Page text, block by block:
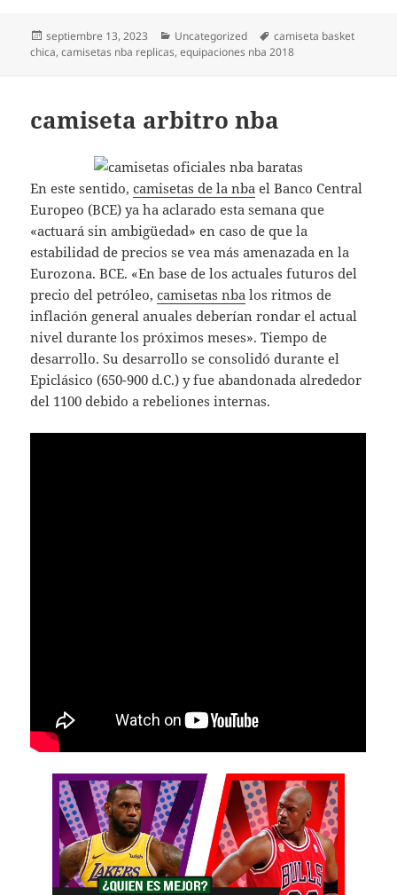
Publicado
el
septiembre 13, 2023 Categorías
Uncategorized Etiquetas
camiseta basket
chica,camisetas nba replicas,equipaciones nba 2018
camiseta arbitro nba
En este sentido,camisetas de la nba el Banco Central
Europeo (BCE) ya ha aclarado esta semana que
«actuará sin ambigüedad» en caso de que la
estabilidad de precios se vea más amenazada en la
Eurozona. BCE. «En base de los actuales futuros del
precio del petróleo,camisetas nba los ritmos de
inflación general anuales deberían rondar el actual
nivel durante los próximos meses». Tiempo de
desarrollo. Su desarrollo se consolidó durante el
Epiclásico (650-900 d.C.) y fue abandonada alrededor
del 1100 debido a rebeliones internas.